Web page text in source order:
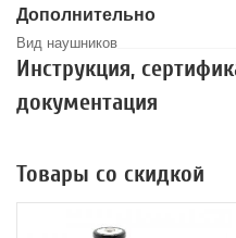
Дополнительно
Вид наушников
Инструкция,
документация
Товары со скидкой